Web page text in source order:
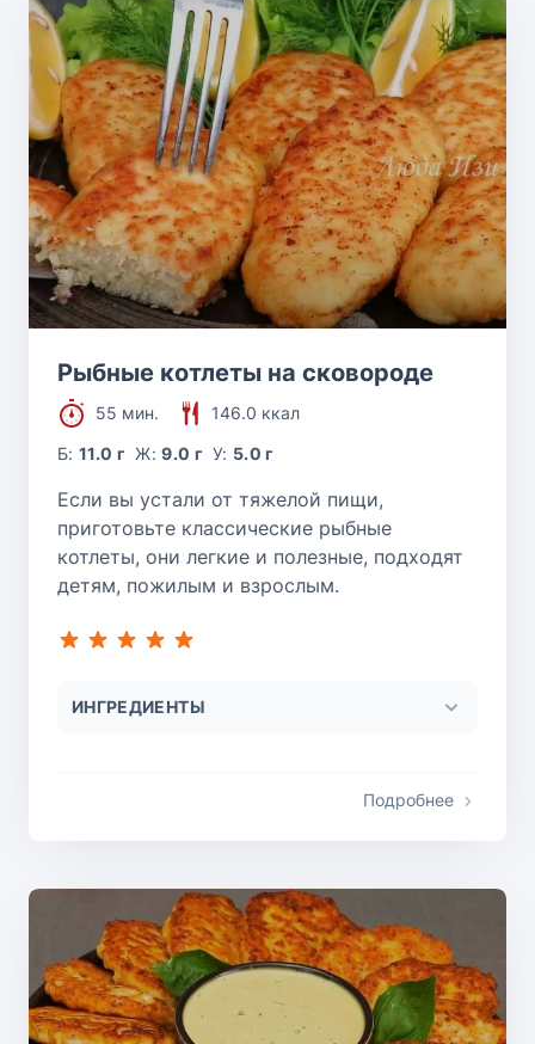
Рыбные котлеты на сковороде
55 мин.
146.0 ккал
Б:11.0 г Ж:9.0 г У: 5.0 г
Если вы устали от тяжелой пищи,
приготовьте классические рыбные
котлеты, они легкие и полезные, подходят
детям, пожилым и взрослым.
ИНГРЕДИЕНТЫ
Подробнее